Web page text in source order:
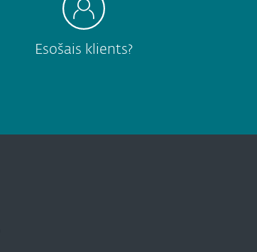
Esošais klients?